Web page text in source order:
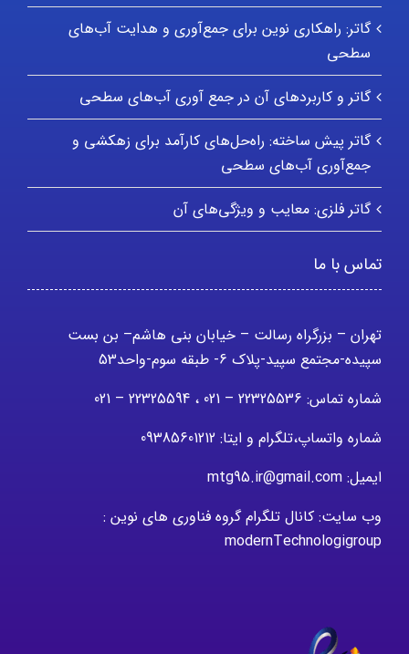
گاتر: راهکاری نوین برای جمع‌آوری و هدایت آب‌های
سطحی
گاتر و کاربردهای آن در جمع آوری آب‌های سطحی
گاتر پیش ساخته: راه‌حل‌های کارآمد برای زهکشی و
جمع‌آوری آب‌های سطحی
گاتر فلزی: معایب و ویژگی‌های آن
تماس با ما
تهران – بزرگراه رسالت – خیابان بنی هاشم– بن بست
سپیده-مجتمع سپید-پلاک 6- طبقه سوم-واحد53
شماره تماس: 22325536 – 021 ، 22325594 – 021
شماره واتساپ،تلگرام و ایتا: 09385601212
ایمیل: mtg95.ir@gmail.com
وب سایت: کانال تلگرام گروه فناوری های نوین :
modernTechnologigroup